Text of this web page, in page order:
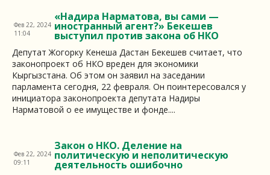
«Надира Нарматова, вы сами —
иностранный агент?» Бекешев
выступил против закона об НКО
Фев 22, 2024
11:04
Депутат Жогорку Кенеша Дастан Бекешев считает, что
законопроект об НКО вреден для экономики
Кыргызстана. Об этом он заявил на заседании
парламента сегодня, 22 февраля. Он поинтересовался у
инициатора законопроекта депутата Надиры
Нарматовой о ее имуществе и фонде....
Закон о НКО. Деление на
политическую и неполитическую
деятельность ошибочно
Фев 22, 2024
09:11